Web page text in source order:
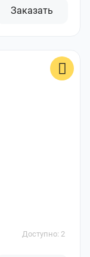
Заказать
Доступно: 2